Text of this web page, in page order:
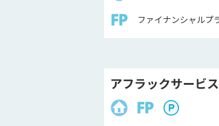
ファイナンシャルプ
アフラックサービ